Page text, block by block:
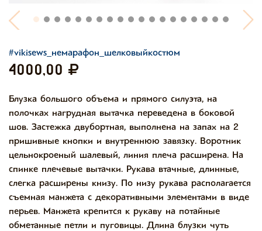
#vikisews_немарафон_шелковыйкостюм
4000,00
Блузка большого объема и прямого силуэта, на
полочках нагрудная вытачка переведена в боковой
шов. Застежка двубортная, выполнена на запах на 2
пришивные кнопки и внутреннюю завязку. Воротник
цельнокроеный шалевый, линия плеча расширена. На
спинке плечевые вытачки. Рукава втачные, длинные,
слегка расширены книзу. По низу рукава располагается
съемная манжета с декоративными элементами в виде
перьев. Манжета крепится к рукаву на потайные
обметанные петли и пуговицы. Длина блузки чуть